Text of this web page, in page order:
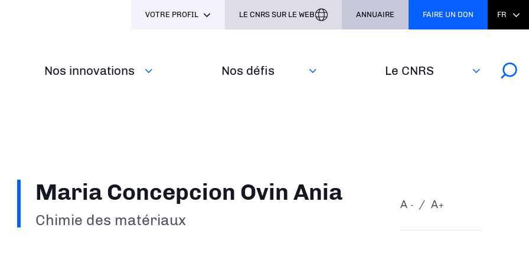
Nos innovations Nos défis‎ Le CNRS
VOTRE PROFIL LE CNRS SUR LE WEB ANNUAIRE FAIRE UN DON FR
Maria Concepcion Ovin Ania
Chimie des matériaux
-
A +
A